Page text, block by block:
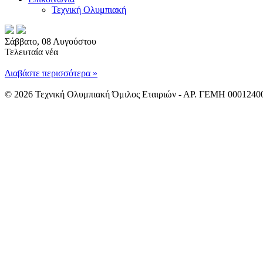
Τεχνική Ολυμπιακή
Σάββατο, 08 Αυγούστου
Τελευταία νέα
08/08/2026
03/08/2026
Διαβάστε περισσότερα »
© 2026 Τεχνική Ολυμπιακή Όμιλος Εταιριών - ΑΡ. ΓΕΜΗ